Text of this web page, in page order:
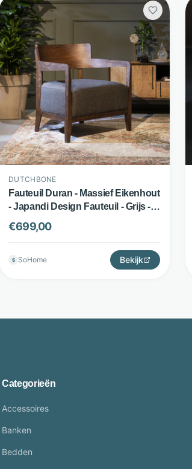
DUTCHBONE
Fauteuil Duran - Massief Eikenhout
- Japandi Design Fauteuil - Grijs -
Dutchbone
€699,00
S SoHome Bekijk
Categorieën
Accessoires
Banken
Bedden